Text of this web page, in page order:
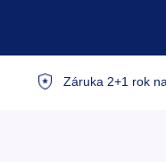
Záruka 2+1 rok